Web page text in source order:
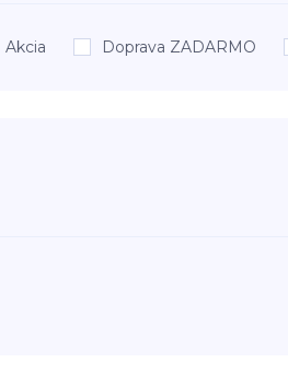
Akcia Doprava ZADARMO